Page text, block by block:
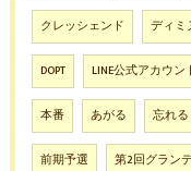
クレッシェンド ディミ
DOPT LINE公式アカウン
本番 あがる 忘れる
前期予選 第2回グラン